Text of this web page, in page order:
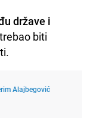
države i
trebao biti
Alajbegović